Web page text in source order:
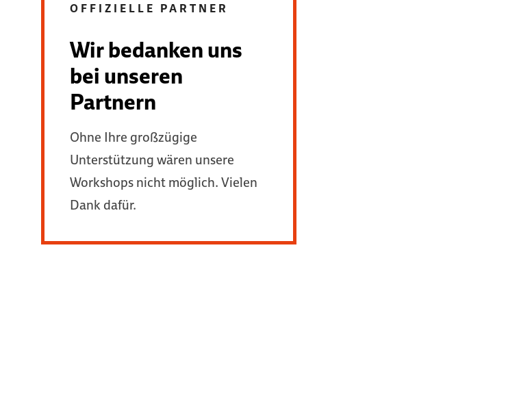
OFFIZIELLE PARTNER
Wir bedanken uns
bei unseren
Partnern
Ohne Ihre großzügige
Unterstützung wären unsere
Workshops nicht möglich. Vielen
Dank dafür.